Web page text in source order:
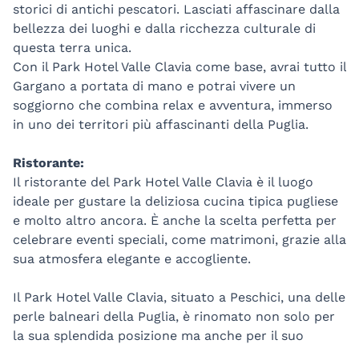
storici di antichi pescatori. Lasciati affascinare dalla
bellezza dei luoghi e dalla ricchezza culturale di
questa terra unica.
Con il Park Hotel Valle Clavia come base, avrai tutto il
Gargano a portata di mano e potrai vivere un
soggiorno che combina relax e avventura, immerso
in uno dei territori più affascinanti della Puglia.
Ristorante:
Il ristorante del Park Hotel Valle Clavia è il luogo
ideale per gustare la deliziosa cucina tipica pugliese
e molto altro ancora. È anche la scelta perfetta per
celebrare eventi speciali, come matrimoni, grazie alla
sua atmosfera elegante e accogliente.
Il Park Hotel Valle Clavia, situato a Peschici, una delle
perle balneari della Puglia, è rinomato non solo per
la sua splendida posizione ma anche per il suo